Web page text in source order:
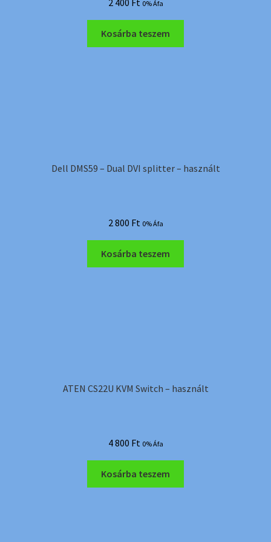
2 400 Ft 0% Áfa
Kosárba teszem
Dell DMS59 – Dual DVI splitter – használt
2 800 Ft 0% Áfa
Kosárba teszem
ATEN CS22U KVM Switch – használt
4 800 Ft 0% Áfa
Kosárba teszem